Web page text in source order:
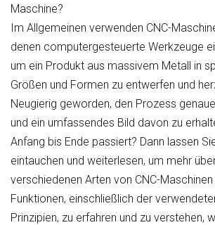
Maschine?
Im Allgemeinen verwenden CNC-
denen computergesteuerte Werkzeuge
um ein Produkt aus massivem Metall in
Größen und Formen zu entwerfen und
Neugierig geworden, den Prozess
und ein umfassendes Bild davon zu
Anfang bis Ende passiert? Dann lassen
eintauchen und weiterlesen, um mehr
verschiedenen Arten von CNC-
Funktionen, einschließlich der
Prinzipien, zu erfahren und zu verstehen,